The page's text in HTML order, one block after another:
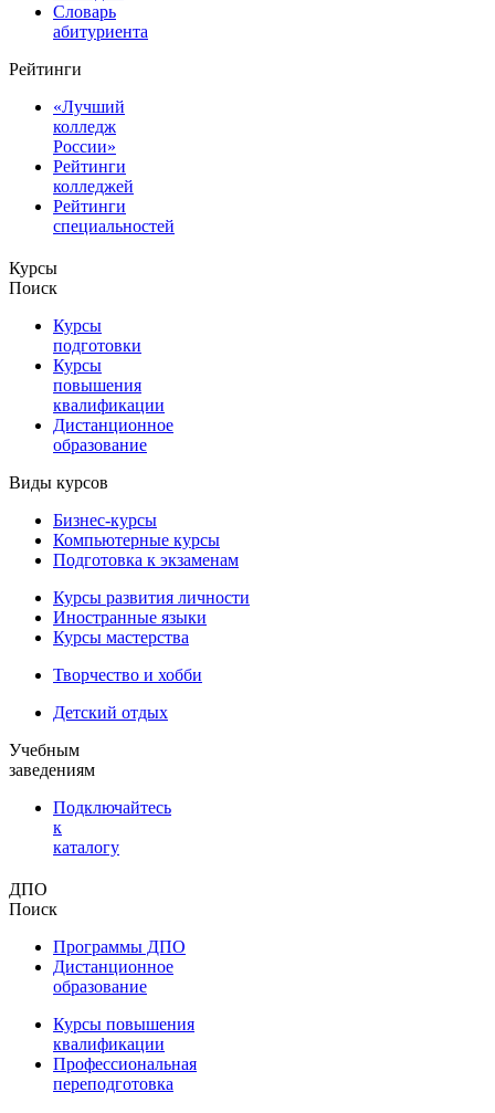
Словарь
абитуриента
Рейтинги
«Лучший
колледж
России»
Рейтинги
колледжей
Рейтинги
специальностей
Курсы
Поиск
Курсы
подготовки
Курсы
повышения
квалификации
Дистанционное
образование
Виды курсов
Бизнес-курсы
Компьютерные курсы
Подготовка к экзаменам
Курсы развития личности
Иностранные языки
Курсы мастерства
Творчество и хобби
Детский отдых
Учебным
заведениям
Подключайтесь
к
каталогу
ДПО
Поиск
Программы ДПО
Дистанционное
образование
Курсы повышения
квалификации
Профессиональная
переподготовка